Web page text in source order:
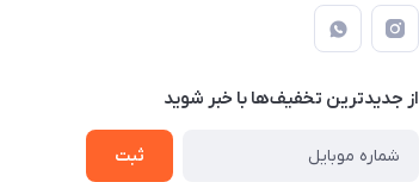
از جدید‌ترین تخفیف‌ها با‌ خبر شوید
ثبت